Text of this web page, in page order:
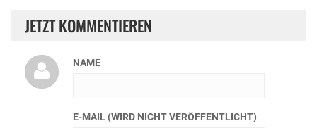
JETZT KOMMENTIEREN
NAME
E-MAIL (WIRD NICHT VERÖFFENTLICHT)